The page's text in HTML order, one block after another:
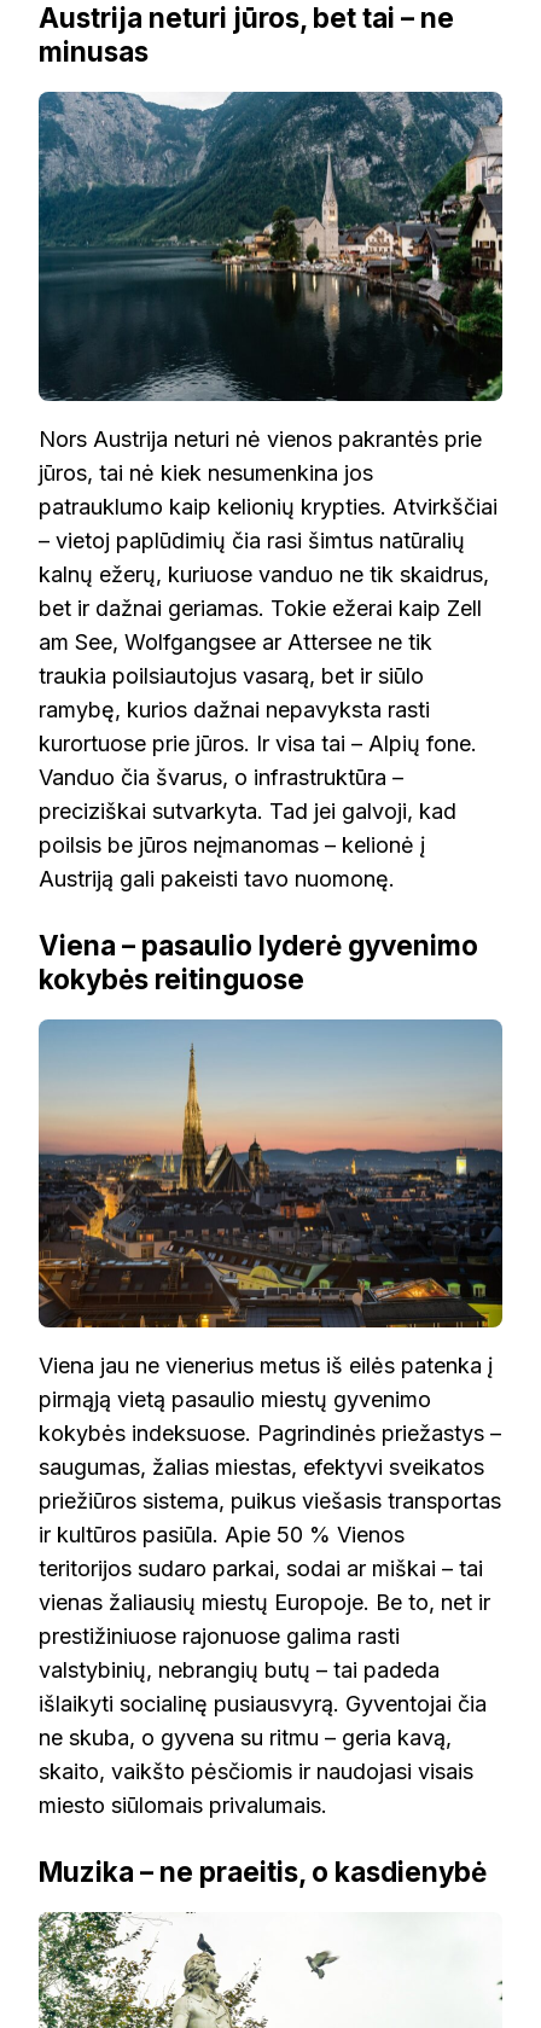
Austrija neturi jūros, bet tai – ne
minusas
Nors Austrija neturi nė vienos pakrantės prie
jūros, tai nė kiek nesumenkina jos
patrauklumo kaip kelionių krypties. Atvirkščiai
– vietoj paplūdimių čia rasi šimtus natūralių
kalnų ežerų, kuriuose vanduo ne tik skaidrus,
bet ir dažnai geriamas. Tokie ežerai kaip Zell
am See, Wolfgangsee ar Attersee ne tik
traukia poilsiautojus vasarą, bet ir siūlo
ramybę, kurios dažnai nepavyksta rasti
kurortuose prie jūros. Ir visa tai – Alpių fone.
Vanduo čia švarus, o infrastruktūra –
preciziškai sutvarkyta. Tad jei galvoji, kad
poilsis be jūros neįmanomas – kelionė į
Austriją gali pakeisti tavo nuomonę.
Viena – pasaulio lyderė gyvenimo
kokybės reitinguose
Viena jau ne vienerius metus iš eilės patenka į
pirmąją vietą pasaulio miestų gyvenimo
kokybės indeksuose. Pagrindinės priežastys –
saugumas, žalias miestas, efektyvi sveikatos
priežiūros sistema, puikus viešasis transportas
ir kultūros pasiūla. Apie 50 % Vienos
teritorijos sudaro parkai, sodai ar miškai – tai
vienas žaliausių miestų Europoje. Be to, net ir
prestižiniuose rajonuose galima rasti
valstybinių, nebrangių butų – tai padeda
išlaikyti socialinę pusiausvyrą. Gyventojai čia
ne skuba, o gyvena su ritmu – geria kavą,
skaito, vaikšto pėsčiomis ir naudojasi visais
miesto siūlomais privalumais.
Muzika – ne praeitis, o kasdienybė